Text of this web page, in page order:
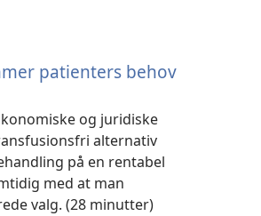
patienters behov
og juridiske
alternativ
på en rentabel
med at man
valg. (28 minutter)